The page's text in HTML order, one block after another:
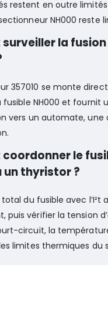
restent en outre limités
NH000 reste
la fusion
357010 se monte
fusible NH000 et fournit
vers un automate, une
le
un thyristor ?
total du fusible avec l’I²t
puis vérifier la tension
circuit, la
limites thermiques du